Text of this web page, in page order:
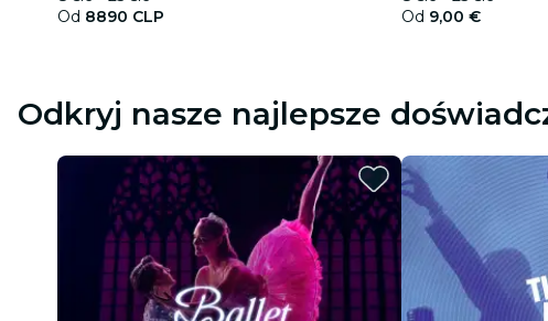
Od 8890 CLP
Od 9,00 €
Odkryj nasze najlepsze